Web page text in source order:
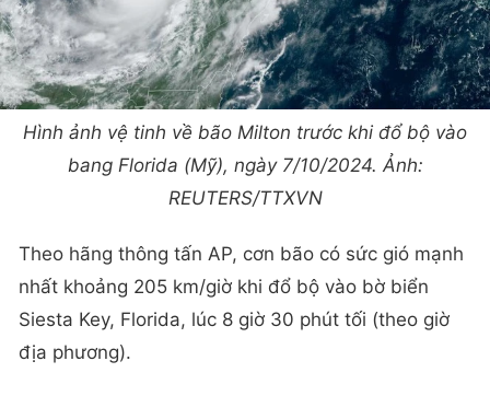
Hình ảnh vệ tinh về bão Milton trước khi đổ bộ vào
bang Florida (Mỹ), ngày 7/10/2024. Ảnh:
REUTERS/TTXVN
Theo hãng thông tấn AP, cơn bão có sức gió mạnh
nhất khoảng 205 km/giờ khi đổ bộ vào bờ biển
Siesta Key, Florida, lúc 8 giờ 30 phút tối (theo giờ
địa phương).